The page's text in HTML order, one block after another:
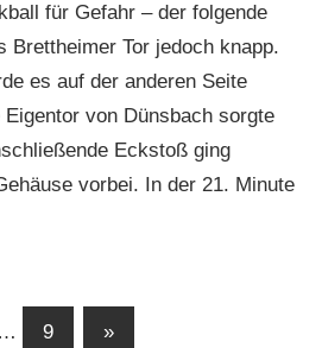
für Gefahr – der folgende
Brettheimer Tor jedoch knapp.
es auf der anderen Seite
von Dünsbach sorgte
Eckstoß ging
vorbei. In der 21. Minute
… 9
Nächste
»